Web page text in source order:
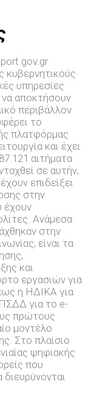
κυβερνητικούς
υπηρεσίες
να αποκτήσουν
περιβάλλον
το
πλατφόρμας
και έχει
αιτήματα
σε αυτήν,
επιδείξει
στην
έχουν
Ανάμεσα
στην
είναι τα
και
εργασιών για
η ΗΔΙΚΑ για
για το e-
πρώτους
μοντέλο
Στο πλαίσιο
ψηφιακής
που